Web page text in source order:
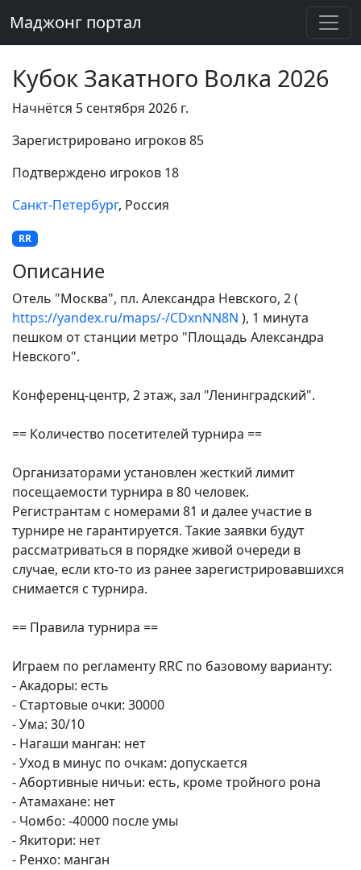
Маджонг портал
Кубок Закатного Волка 2026
Начнётся 5 сентября 2026 г.
Зарегистрировано игроков 85
Подтверждено игроков 18
Санкт-Петербург, Россия
RR
Описание
Отель "Москва", пл. Александра Невского, 2 (
https://yandex.ru/maps/-/CDxnNN8N ), 1 минута
пешком от станции метро "Площадь Александра
Невского".
Конференц-центр, 2 этаж, зал "Ленинградский".
== Количество посетителей турнира ==
Организаторами установлен жесткий лимит
посещаемости турнира в 80 человек.
Регистрантам с номерами 81 и далее участие в
турнире не гарантируется. Такие заявки будут
рассматриваться в порядке живой очереди в
случае, если кто-то из ранее зарегистрировавшихся
снимается с турнира.
== Правила турнира ==
Играем по регламенту RRC по базовому варианту:
- Акадоры: есть
- Стартовые очки: 30000
- Ума: 30/10
- Нагаши манган: нет
- Уход в минус по очкам: допускается
- Абортивные ничьи: есть, кроме тройного рона
- Атамахане: нет
- Чомбо: -40000 после умы
- Якитори: нет
- Ренхо: манган